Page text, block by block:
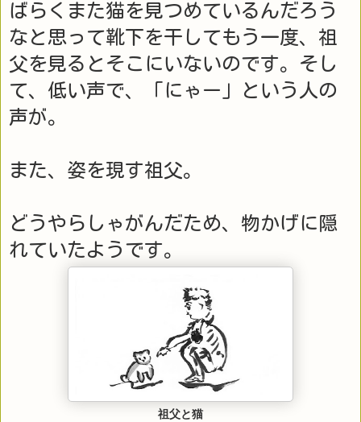
ばらくまた猫を見つめているんだろう
なと思って靴下を干してもう一度、祖
父を見るとそこにいないのです。そし
て、低い声で、「にゃー」という人の
声が。
また、姿を現す祖父。
どうやらしゃがんだため、物かげに隠
れていたようです。
祖父と猫